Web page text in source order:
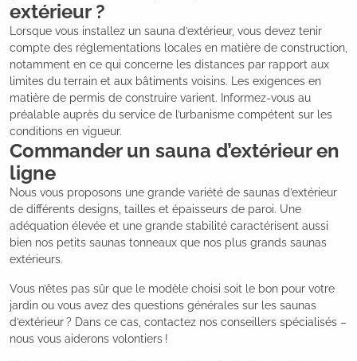
extérieur ?
Lorsque vous installez un sauna d’extérieur, vous devez tenir
compte des réglementations locales en matière de construction,
notamment en ce qui concerne les distances par rapport aux
limites du terrain et aux bâtiments voisins. Les exigences en
matière de permis de construire varient. Informez-vous au
préalable auprès du service de l’urbanisme compétent sur les
conditions en vigueur.
Commander un sauna d’extérieur en
ligne
Nous vous proposons une grande variété de saunas d’extérieur
de différents designs, tailles et épaisseurs de paroi. Une
adéquation élevée et une grande stabilité caractérisent aussi
bien nos petits saunas tonneaux que nos plus grands saunas
extérieurs.
Vous n’êtes pas sûr que le modèle choisi soit le bon pour votre
jardin ou vous avez des questions générales sur les saunas
d’extérieur ? Dans ce cas, contactez nos conseillers spécialisés –
nous vous aiderons volontiers !